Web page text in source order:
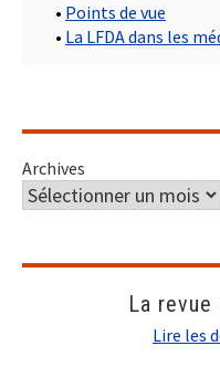
• Points de vue
• La LFDA dans les
Archives
La revue
Lire les